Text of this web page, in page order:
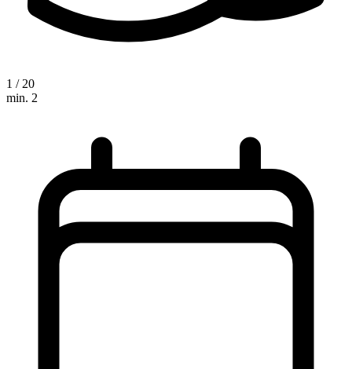
1 / 20
min. 2